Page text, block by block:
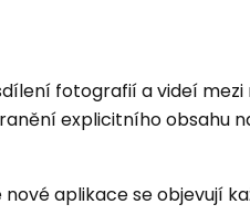
fotografií a videí
explicitního obsahu
aplikace se objevují